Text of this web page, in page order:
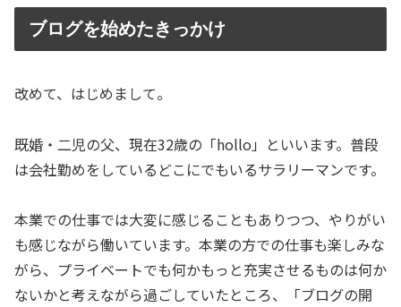
ブログを始めたきっかけ
改めて、はじめまして。
既婚・二児の父、現在32歳の「hollo」といいます。普段
は会社勤めをしているどこにでもいるサラリーマンです。
本業での仕事では大変に感じることもありつつ、やりがい
も感じながら働いています。本業の方での仕事も楽しみな
がら、プライベートでも何かもっと充実させるものは何か
ないかと考えながら過ごしていたところ、「ブログの開